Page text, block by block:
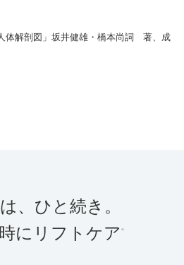
体解剖図」坂井健雄・橋本尚詞 著、成
、ひと続き。
にリフトケア ※